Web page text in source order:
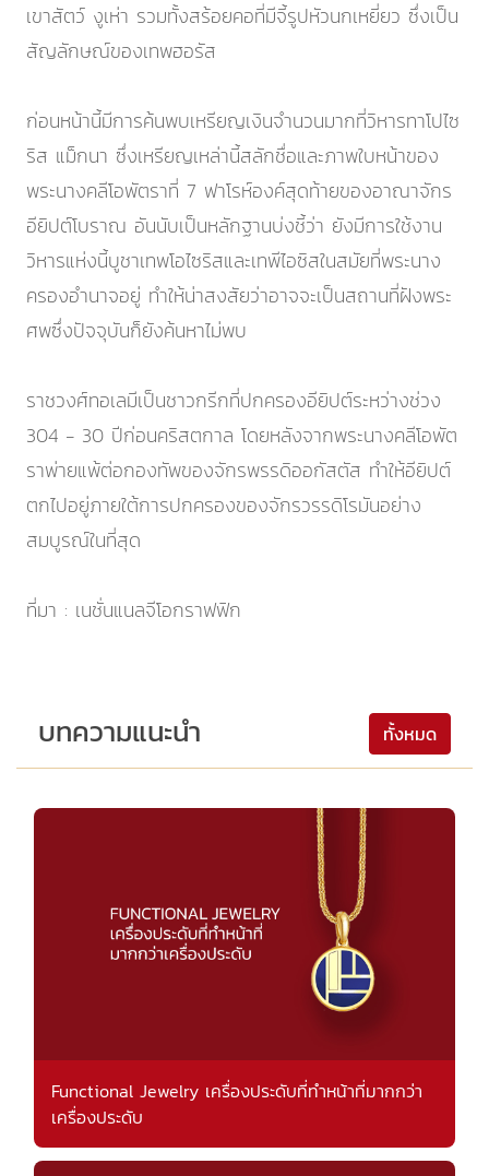
เขาสัตว์ งูเห่า รวมทั้งสร้อยคอที่มีจี้รูปหัวนกเหยี่ยว ซึ่งเป็น
สัญลักษณ์ของเทพฮอรัส
ก่อนหน้านี้มีการค้นพบเหรียญเงินจำนวนมากที่วิหารทาโปไซ
ริส แม็กนา ซึ่งเหรียญเหล่านี้สลักชื่อและภาพใบหน้าของ
พระนางคลีโอพัตราที่ 7 ฟาโรห์องค์สุดท้ายของอาณาจักร
อียิปต์โบราณ อันนับเป็นหลักฐานบ่งชี้ว่า ยังมีการใช้งาน
วิหารแห่งนี้บูชาเทพโอไซริสและเทพีไอซิสในสมัยที่พระนาง
ครองอำนาจอยู่ ทำให้น่าสงสัยว่าอาจจะเป็นสถานที่ฝังพระ
ศพซึ่งปัจจุบันก็ยังค้นหาไม่พบ
ราชวงศ์ทอเลมีเป็นชาวกรีกที่ปกครองอียิปต์ระหว่างช่วง
304 - 30 ปีก่อนคริสตกาล โดยหลังจากพระนางคลีโอพัต
ราพ่ายแพ้ต่อกองทัพของจักรพรรดิออกัสตัส ทำให้อียิปต์
ตกไปอยู่ภายใต้การปกครองของจักรวรรดิโรมันอย่าง
สมบูรณ์ในที่สุด
ที่มา : เนชั่นแนลจีโอกราฟฟิก
บทความแนะนำ ทั้งหมด
Functional Jewelry เครื่องประดับที่ทำหน้าที่มากกว่า
เครื่องประดับ